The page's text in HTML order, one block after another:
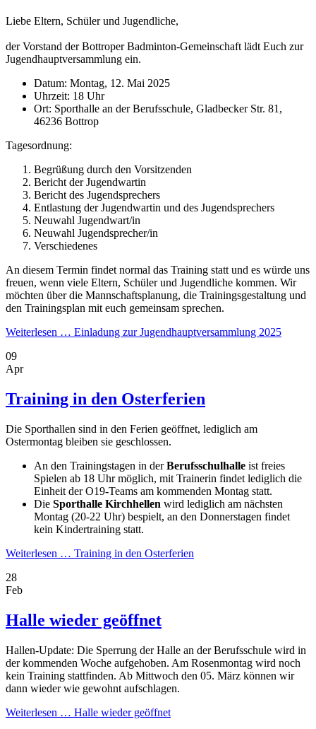
Liebe Eltern, Schüler und Jugendliche,
der Vorstand der Bottroper Badminton-Gemeinschaft lädt Euch zur
Jugendhauptversammlung ein.
Datum: Montag, 12. Mai 2025
Uhrzeit: 18 Uhr
Ort: Sporthalle an der Berufsschule, Gladbecker Str. 81,
46236 Bottrop
Tagesordnung:
Begrüßung durch den Vorsitzenden
Bericht der Jugendwartin
Bericht des Jugendsprechers
Entlastung der Jugendwartin und des Jugendsprechers
Neuwahl Jugendwart/in
Neuwahl Jugendsprecher/in
Verschiedenes
An diesem Termin findet normal das Training statt und es würde uns
freuen, wenn viele Eltern, Schüler und Jugendliche kommen. Wir
möchten über die Mannschaftsplanung, die Trainingsgestaltung und
den Trainingsplan mit euch gemeinsam sprechen.
Weiterlesen … Einladung zur Jugendhauptversammlung 2025
09
Apr
Training in den Osterferien
Die Sporthallen sind in den Ferien geöffnet, lediglich am
Ostermontag bleiben sie geschlossen.
An den Trainingstagen in derBerufsschulhalle ist freies
Spielen ab 18 Uhr möglich, mit Trainerin findet lediglich die
Einheit der O19-Teams am kommenden Montag statt.
Die Sporthalle Kirchhellen wird lediglich am nächsten
Montag (20-22 Uhr) bespielt, an den Donnerstagen findet
kein Kindertraining statt.
Weiterlesen … Training in den Osterferien
28
Feb
Halle wieder geöffnet
Hallen-Update: Die Sperrung der Halle an der Berufsschule wird in
der kommenden Woche aufgehoben. Am Rosenmontag wird noch
kein Training stattfinden. Ab Mittwoch den 05. März können wir
dann wieder wie gewohnt aufschlagen.
Weiterlesen … Halle wieder geöffnet